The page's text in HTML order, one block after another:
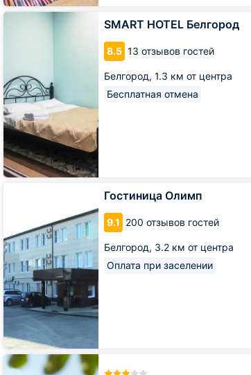
SMART HOTEL Белгород
8.5 13 отзывов гостей
Белгород, 1.3 км от центра
Бесплатная отмена
SMART
Гостиница Олимп
9.1 200 отзывов гостей
Белгород, 3.2 км от центра
Оплата при заселении
Гостиница
АМАКС